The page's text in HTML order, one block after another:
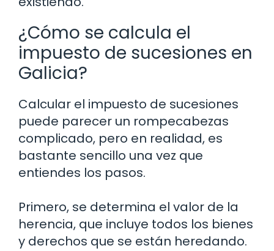
¿Cómo se calcula el
impuesto de sucesiones en
Galicia?
Calcular el impuesto de sucesiones
puede parecer un rompecabezas
complicado, pero en realidad, es
bastante sencillo una vez que
entiendes los pasos.
Primero, se determina el valor de la
herencia, que incluye todos los bienes
y derechos que se están heredando.